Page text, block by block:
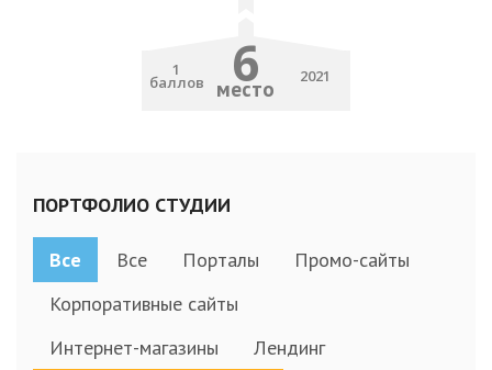
1
баллов 6
место 2021
ПОРТФОЛИО СТУДИИ
Все Все Порталы
Промо-сайты
Корпоративные сайты
Интернет-магазины
Лендинг